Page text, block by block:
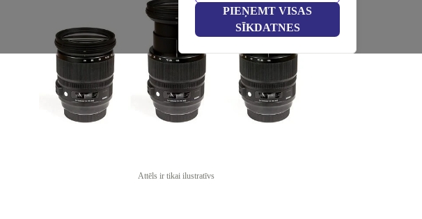
PIEŅEMT VISAS
SĪKDATNES
Attēls ir tikai ilustratīvs